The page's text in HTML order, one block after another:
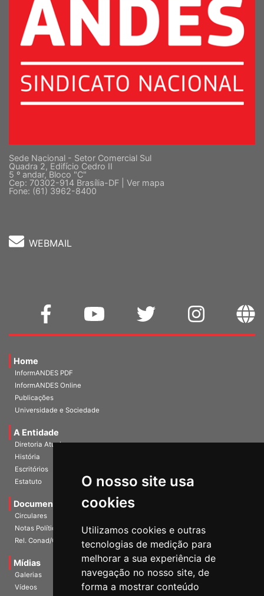
O nosso site usa
cookies
Utilizamos cookies e outras
tecnologias de medição para
melhorar a sua experiência de
navegação no nosso site, de
forma a mostrar conteúdo
Sede Nacional - Setor Comercial Sul
Quadra 2, Edifício Cedro II
5 º andar, Bloco "C"
Cep: 70302-914 Brasília-DF | Ver mapa
Fone: (61) 3962-8400
WEBMAIL
Home
InformANDES PDF
InformANDES Online
Publicações
Universidade e Sociedade
A Entidade
Diretoria Atual
História
Escritórios
Estatuto
Documentos
Circulares
Notas Políticas
Rel. Conad/Congresso
Mídias
Galerias
Vídeos